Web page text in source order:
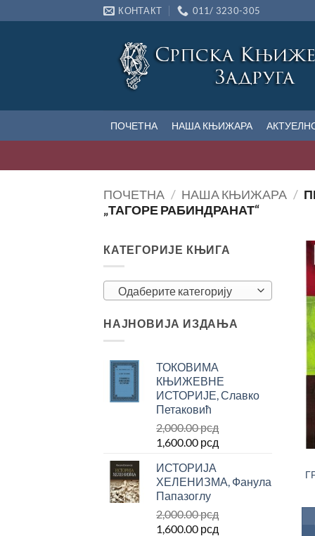
на
КОНТАКТ 011/ 3230-305
ПОЧЕТНА НАША КЊИЖАРА
ПОЧЕТНА / НАША КЊИЖАРА /
„ТАГОРЕ РАБИНДРАНАТ“
КАТЕГОРИЈЕ КЊИГА
Одаберите категорију
НАЈНОВИЈА ИЗДАЊА
ТОКОВИМА
КЊИЖЕВНЕ
ИСТОРИЈЕ, Славко
Петаковић
2,000.00рсд
Оригинална
је
била:
2,000.00 рсд.
1,600.00 рсд
1,600.00 рсд.
ИСТОРИЈА
ХЕЛЕНИЗМА, Фанула
Папазоглу
2,000.00рсд
Оригинална
1,600.00 рсд